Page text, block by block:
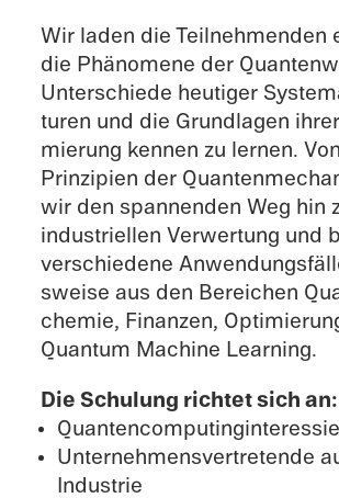
Wir laden die Teilnehmenden
die Phänomene der
Unter­schiede heutiger
turen und die Grund­la­gen
mierung kennen zu lernen.
Prinzip­ien der
wir den spannen­den Weg hin
indus­triellen Verwer­tung und
verschiedene
sweise aus den Bereichen
chemie, Finanzen,
Quantum Machine Learning.
Die Schulung richtet sich an:
Unternehmensvertre­tende
Industrie